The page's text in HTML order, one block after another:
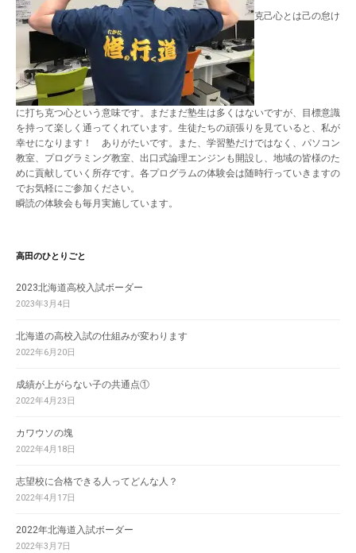
克己心とは己の怠け
に打ち克つ心という意味です。まだまだ塾生は多くはないですが、目標意識
を持って楽しく通ってくれています。生徒たちの頑張りを見ていると、私が
幸せになります！ ありがたいです。また、学習塾だけではなく、パソコン
教室、プログラミング教室、出口式論理エンジンも開設し、地域の皆様のた
めに貢献していく所存です。各プログラムの体験会は随時行っていきますの
でお気軽にご参加ください。
瞬読の体験会も毎月実施しています。
高田のひとりごと
2023北海道高校入試ボーダー
2023年3月4日
北海道の高校入試の仕組みが変わります
2022年6月20日
成績が上がらない子の共通点①
2022年4月23日
カワウソの塊
2022年4月18日
志望校に合格できる人ってどんな人？
2022年4月17日
2022年北海道入試ボーダー
2022年3月7日